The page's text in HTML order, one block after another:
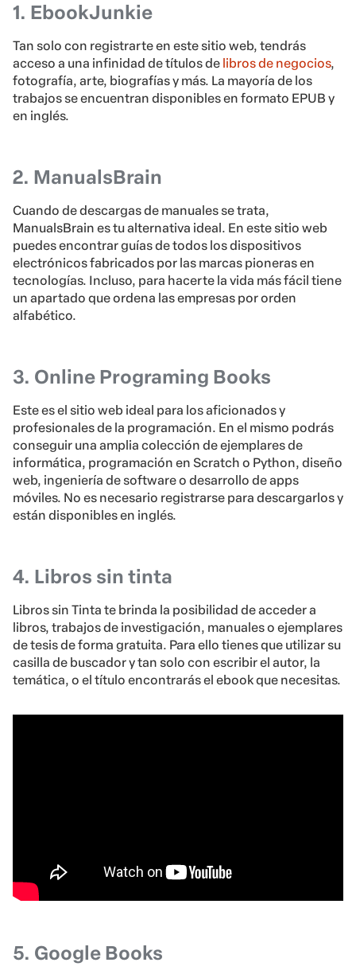
1. EbookJunkie
Tan solo con registrarte en este sitio web, tendrás
acceso a una infinidad de títulos de libros de negocios,
fotografía, arte, biografías y más. La mayoría de los
trabajos se encuentran disponibles en formato EPUB y
en inglés.
2. ManualsBrain
Cuando de descargas de manuales se trata,
ManualsBrain es tu alternativa ideal. En este sitio web
puedes encontrar guías de todos los dispositivos
electrónicos fabricados por las marcas pioneras en
tecnologías. Incluso, para hacerte la vida más fácil tiene
un apartado que ordena las empresas por orden
alfabético.
3. Online Programing Books
Este es el sitio web ideal para los aficionados y
profesionales de la programación. En el mismo podrás
conseguir una amplia colección de ejemplares de
informática, programación en Scratch o Python, diseño
web, ingeniería de software o desarrollo de apps
móviles. No es necesario registrarse para descargarlos y
están disponibles en inglés.
4. Libros sin tinta
Libros sin Tinta te brinda la posibilidad de acceder a
libros, trabajos de investigación, manuales o ejemplares
de tesis de forma gratuita. Para ello tienes que utilizar su
casilla de buscador y tan solo con escribir el autor, la
temática, o el título encontrarás el ebook que necesitas.
5. Google Books